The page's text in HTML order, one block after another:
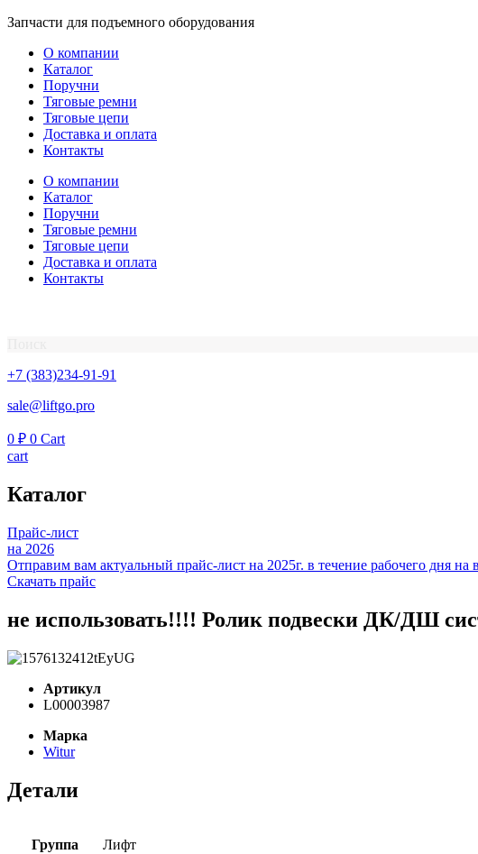
Перейти
содержимому
Запчасти для подъемного оборудования
О компании
Каталог
Поручни
Тяговые ремни
Тяговые цепи
Доставка и оплата
Контакты
О компании
Каталог
Поручни
Тяговые ремни
Тяговые цепи
Доставка и оплата
Контакты
+7 (383)234-91-91
sale@liftgo.pro
0 ₽ 0 Cart
cart
Каталог
Прайс-лист
на 2026
Отправим вам актуальный прайс-лист на 2025г. в течение рабочего дня на
Скачать прайс
не использовать!!!! Ролик подвески ДК/ДШ
Артикул
L00003987
Марка
Witur
Детали
Группа Лифт